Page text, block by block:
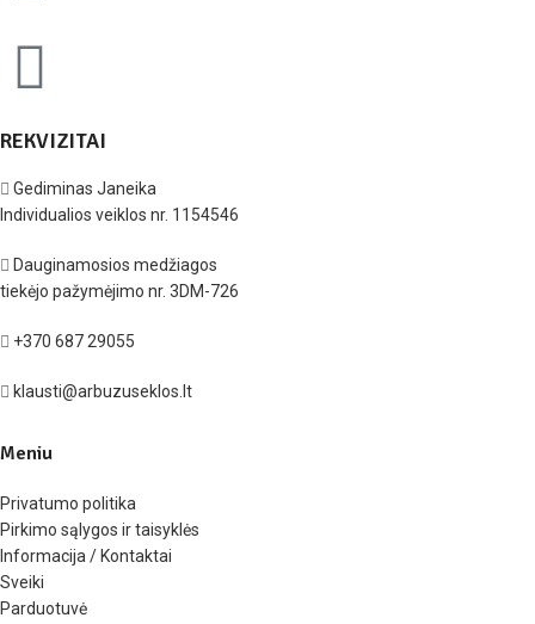
REKVIZITAI
Gediminas Janeika
Individualios veiklos nr. 1154546
Dauginamosios medžiagos
tiekėjo pažymėjimo nr. 3DM-726
+370 687 29055
klausti@arbuzuseklos.lt
Meniu
Privatumo politika
Pirkimo sąlygos ir taisyklės
Informacija / Kontaktai
Sveiki
Parduotuvė